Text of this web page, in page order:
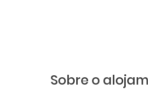
Sobre o